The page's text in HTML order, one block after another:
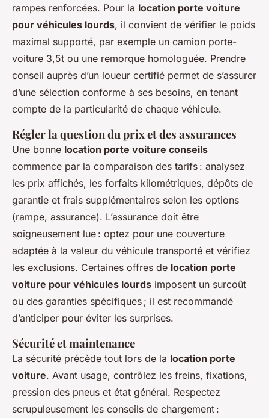
rampes renforcées. Pour la location porte voiture
pour véhicules lourds, il convient de vérifier le poids
maximal supporté, par exemple un camion porte-
voiture 3,5t ou une remorque homologuée. Prendre
conseil auprès d’un loueur certifié permet de s’assurer
d’une sélection conforme à ses besoins, en tenant
compte de la particularité de chaque véhicule.
Régler la question du prix et des assurances
Une bonne location porte voiture conseils
commence par la comparaison des tarifs : analysez
les prix affichés, les forfaits kilométriques, dépôts de
garantie et frais supplémentaires selon les options
(rampe, assurance). L’assurance doit être
soigneusement lue : optez pour une couverture
adaptée à la valeur du véhicule transporté et vérifiez
les exclusions. Certaines offres de location porte
voiture pour véhicules lourds imposent un surcoût
ou des garanties spécifiques ; il est recommandé
d’anticiper pour éviter les surprises.
Sécurité et maintenance
La sécurité précède tout lors de la location porte
voiture. Avant usage, contrôlez les freins, fixations,
pression des pneus et état général. Respectez
scrupuleusement les conseils de chargement :